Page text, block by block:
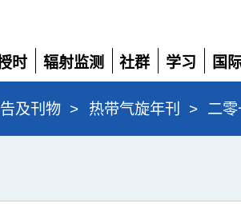
时
辐射监测
展
开
社群
展
开
学习
展
开
国
展
开
及刊物 > 热带气旋年刊 > 二